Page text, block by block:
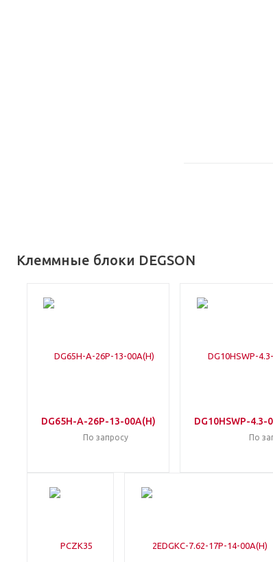
Клеммные блоки DEGSON
DG65H-A-26P-13-00A(H)
По запросу
DG10HSWP-4.3-
По